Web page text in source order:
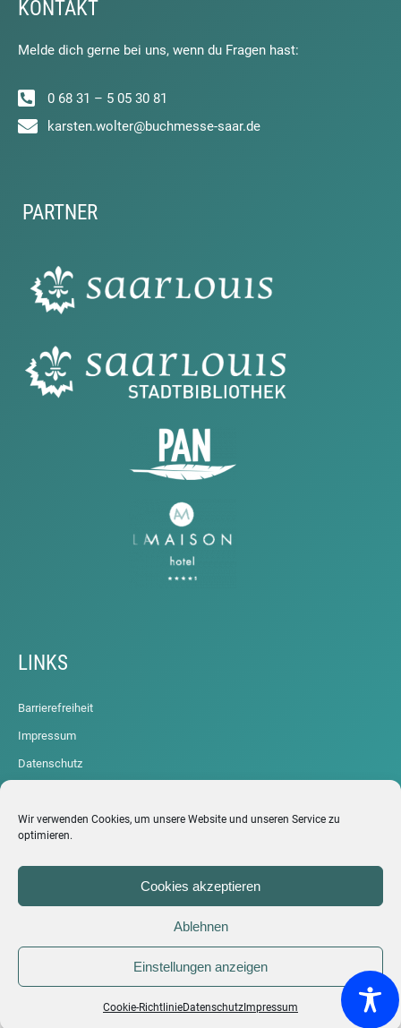
Wir verwenden Cookies, um unsere Website und unseren Service zu
optimieren.
Cookies akzeptieren
Ablehnen
Einstellungen anzeigen
Cookie-RichtlinieDatenschutz Impressum
KONTAKT
Melde dich gerne bei uns, wenn du Fragen hast:
0 68 31 – 5 05 30 81
karsten.wolter@buchmesse-saar.de
PARTNER
LINKS
Barrierefreiheit
Impressum
Datenschutz
ARCHIV